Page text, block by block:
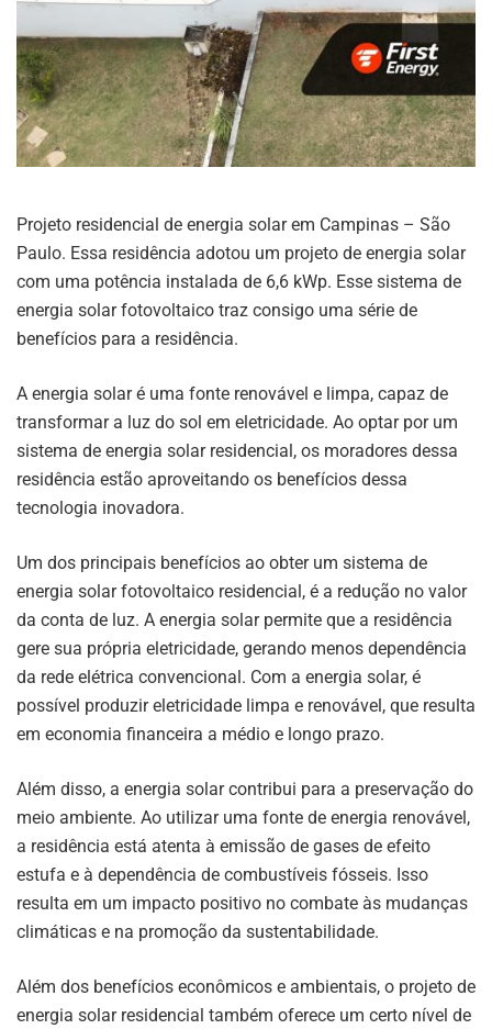
Projeto residencial de energia solar em Campinas – São
Paulo. Essa residência adotou um projeto de energia solar
com uma potência instalada de 6,6 kWp. Esse sistema de
energia solar fotovoltaico traz consigo uma série de
benefícios para a residência.
A energia solar é uma fonte renovável e limpa, capaz de
transformar a luz do sol em eletricidade. Ao optar por um
sistema de energia solar residencial, os moradores dessa
residência estão aproveitando os benefícios dessa
tecnologia inovadora.
Um dos principais benefícios ao obter um sistema de
energia solar fotovoltaico residencial, é a redução no valor
da conta de luz. A energia solar permite que a residência
gere sua própria eletricidade, gerando menos dependência
da rede elétrica convencional. Com a energia solar, é
possível produzir eletricidade limpa e renovável, que resulta
em economia financeira a médio e longo prazo.
Além disso, a energia solar contribui para a preservação do
meio ambiente. Ao utilizar uma fonte de energia renovável,
a residência está atenta à emissão de gases de efeito
estufa e à dependência de combustíveis fósseis. Isso
resulta em um impacto positivo no combate às mudanças
climáticas e na promoção da sustentabilidade.
Além dos benefícios econômicos e ambientais, o projeto de
energia solar residencial também oferece um certo nível de